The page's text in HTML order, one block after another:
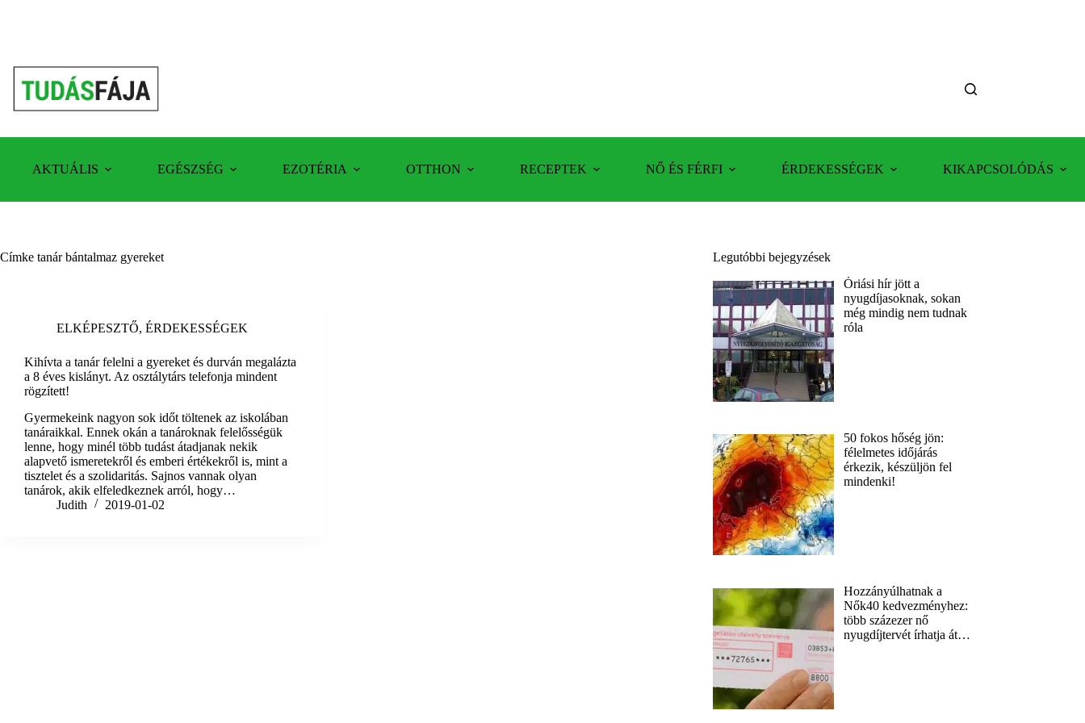
AKTUÁLIS EGÉSZSÉG EZOTÉRIA OTTHON RECEPTEK NŐ ÉS FÉRFI ÉRDEKESSÉGEK KIKAPCSOLÓDÁS
Címke tanár bántalmaz gyereket
ELKÉPESZTŐ, ÉRDEKESSÉGEK
Kihívta a tanár felelni a gyereket és durván megalázta
a 8 éves kislányt. Az osztálytárs telefonja mindent
rögzített!
Gyermekeink nagyon sok időt töltenek az iskolában
tanáraikkal. Ennek okán a tanároknak felelősségük
lenne, hogy minél több tudást átadjanak nekik
alapvető ismeretekről és emberi értékekről is, mint a
tisztelet és a szolidaritás. Sajnos vannak olyan
tanárok, akik elfeledkeznek arról, hogy…
Judith
2019-01-02
Legutóbbi bejegyzések
Óriási hír jött a
nyugdíjasoknak, sokan
még mindig nem tudnak
róla
50 fokos hőség jön:
félelmetes időjárás
érkezik, készüljön fel
mindenki!
Hozzányúlhatnak a
Nők40 kedvezményhez:
több százezer nő
nyugdíjtervét írhatja át…